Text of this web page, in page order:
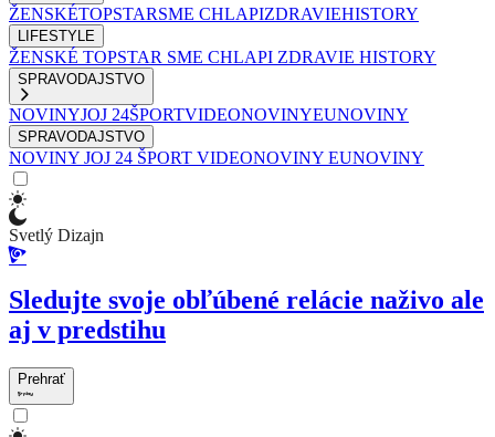
ŽENSKÉTOPSTARSME CHLAPIZDRAVIEHISTORY
LIFESTYLE
ŽENSKÉ TOPSTAR SME CHLAPI ZDRAVIE HISTORY
SPRAVODAJSTVO
NOVINYJOJ 24ŠPORTVIDEONOVINYEUNOVINY
SPRAVODAJSTVO
NOVINY JOJ 24 ŠPORT VIDEONOVINY EUNOVINY
Svetlý Dizajn
Sledujte svoje obľúbené relácie naživo ale
aj v predstihu
Prehrať